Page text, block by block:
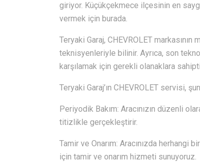
giriyor. Küçükçekmece ilçesinin en
vermek için burada.
Teryaki Garaj, CHEVROLET
teknisyenleriyle bilinir. Ayrıca, son
karşılamak için gerekli olanaklara
Teryaki Garaj’ın CHEVROLET servisi,
Periyodik Bakım: Aracınızın düzenli
titizlikle gerçekleştirir.
Tamir ve Onarım: Aracınızda
için tamir ve onarım hizmeti sunuyoruz.